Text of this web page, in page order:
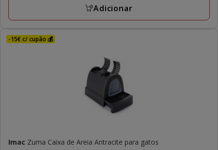
Adicionar
-15€ c/ cupão 💰
Imac Zuma Caixa de Areia Antracite para gatos